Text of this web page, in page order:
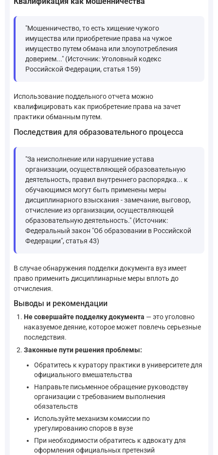
"Мошенничество, то есть хищение чужого
имущества или приобретение права на чужое
имущество путем обмана или злоупотребления
доверием..." (Источник: Уголовный кодекс
Российской Федерации, статья 159)
Использование поддельного отчета можно
квалифицировать как приобретение права на зачет
практики обманным путем.
Последствия для образовательного процесса
"За неисполнение или нарушение устава
организации, осуществляющей образовательную
деятельность, правил внутреннего распорядка... к
обучающимся могут быть применены меры
дисциплинарного взыскания - замечание, выговор,
отчисление из организации, осуществляющей
образовательную деятельность." (Источник:
Федеральный закон "Об образовании в Российской
Федерации", статья 43)
В случае обнаружения подделки документа вуз имеет
право применить дисциплинарные меры вплоть до
отчисления.
Выводы и рекомендации
Не совершайте подделку документа — это уголовно
наказуемое деяние, которое может повлечь серьезные
последствия.
Законные пути решения проблемы:
Обратитесь к куратору практики в университете для
официального вмешательства
Направьте письменное обращение руководству
организации с требованием выполнения
обязательств
Используйте механизм комиссии по
урегулированию споров в вузе
При необходимости обратитесь к адвокату для
оформления официальных претензий